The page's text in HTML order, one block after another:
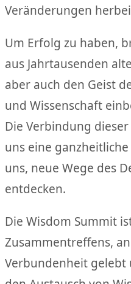
Veränderungen
Um Erfolg zu haben,
aus Jahrtausenden
aber auch den Geist
und Wissenschaft
Die Verbindung
uns eine
uns, neue Wege des
entdecken.ﾠ
Die Wisdom Summit
Zusammentreffens,
Verbundenheit